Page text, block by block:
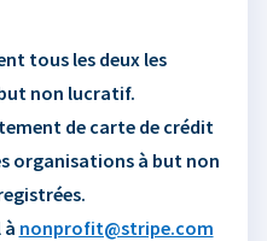
tous les deux les
non lucratif.
de carte de crédit
organisations à but non
à nonprofit@stripe.com